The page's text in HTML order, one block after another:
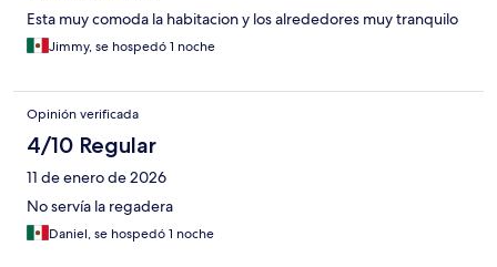
Esta muy comoda la habitacion y los alrededores muy tranquilo
Jimmy, se hospedó 1 noche
Opinión verificada
4/10 Regular
11 de enero de 2026
No servía la regadera
Daniel, se hospedó 1 noche